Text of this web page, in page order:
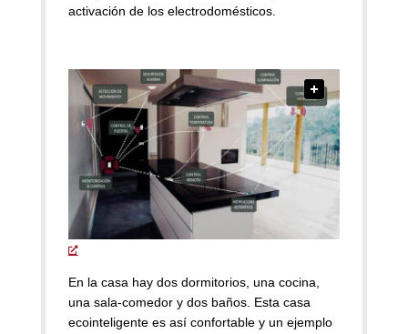
activación de los electrodomésticos.
En la casa hay dos dormitorios, una cocina,
una sala-comedor y dos baños. Esta casa
ecointeligente es así confortable y un ejemplo